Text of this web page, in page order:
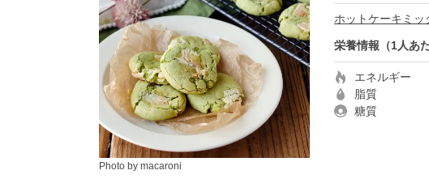
Photo by macaroni
ホットケーキミッ
栄養情報（1人あ
エネルギー
脂質
糖質